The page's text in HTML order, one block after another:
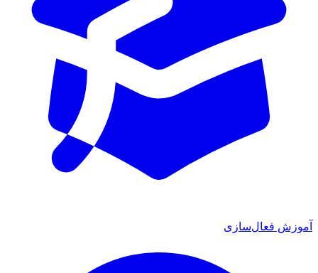
فعال‌سازی